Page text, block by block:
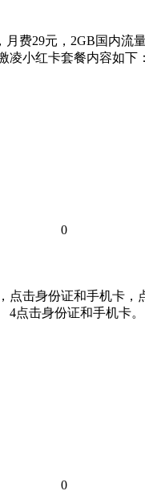
费29元，2GB国内流
小红卡套餐内容如下
0
点击身份证和手机卡
点击身份证和手机卡
0